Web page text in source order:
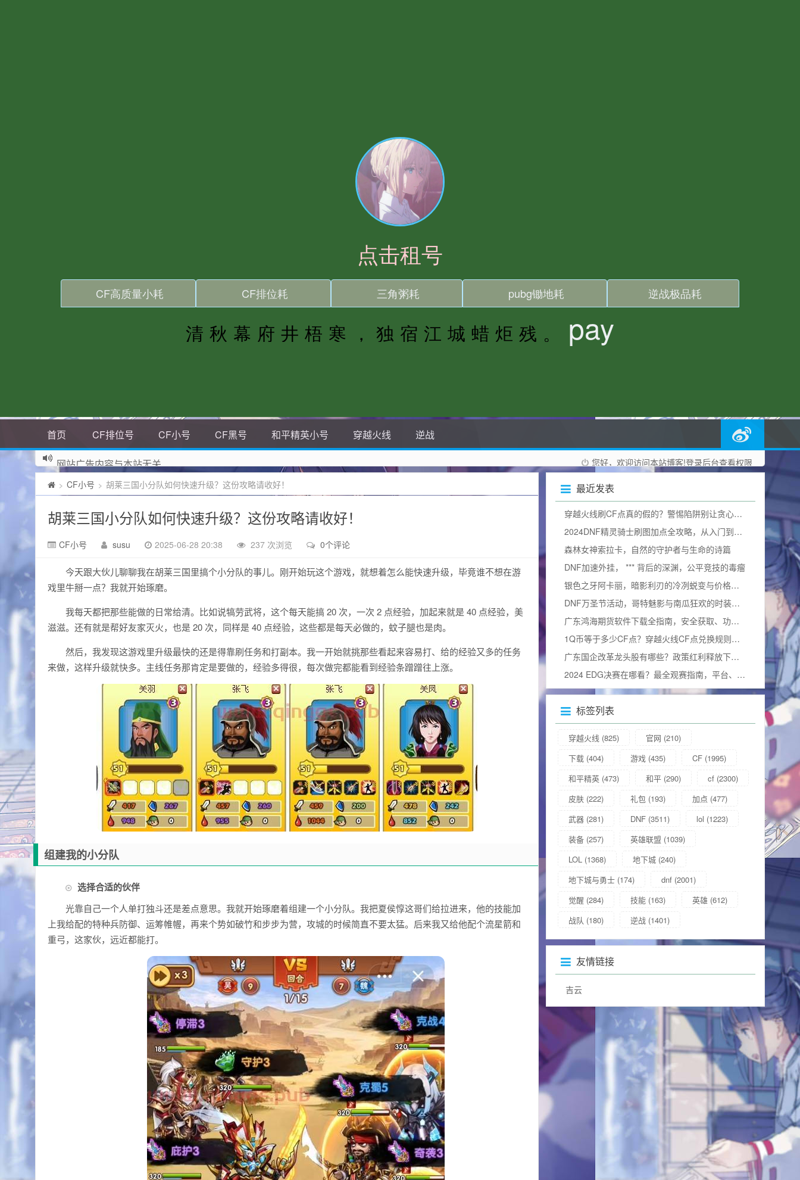
首页 CF排位号 CF小号 CF黑号 和平精英小号 穿越火线 逆战
您好，欢迎访问本站博客!登录后台查看权限
网站广告内容与本站无关
> CF小号 > 胡莱三国小分队如何快速升级？这份攻略请收好！
胡莱三国小分队如何快速升级？这份攻略请收好！
CF小号 susu 2025-06-28 20:38 237 次浏览 0个评论
今天跟大伙儿聊聊我在胡莱三国里搞个小分队的事儿。刚开始玩这个游戏，就想着怎么能快速升级，毕竟谁不想在游
戏里牛掰一点？我就开始琢磨。
我每天都把那些能做的日常给清。比如说犒劳武将，这个每天能搞 20 次，一次 2 点经验，加起来就是 40 点经验，美
滋滋。还有就是帮好友家灭火，也是 20 次，同样是 40 点经验，这些都是每天必做的，蚊子腿也是肉。
然后，我发现这游戏里升级最快的还是得靠刷任务和打副本。我一开始就挑那些看起来容易打、给的经验又多的任务
来做，这样升级就快多。主线任务那肯定是要做的，经验多得很，每次做完都能看到经验条蹭蹭往上涨。
组建我的小分队
选择合适的伙伴
光靠自己一个人单打独斗还是差点意思。我就开始琢磨着组建一个小分队。我把夏侯惇这哥们给拉进来，他的技能加
上我给配的特种兵防御、运筹帷幄，再来个势如破竹和步步为营，攻城的时候简直不要太猛。后来我又给他配个流星箭和
重弓，这家伙，远近都能打。
最近发表
穿越火线刷CF点真的假的？警惕陷阱别让贪心毁掉游戏体验
2024DNF精灵骑士刷图加点全攻略，从入门到精通，打造一线输出（附加点图）
森林女神索拉卡，自然的守护者与生命的诗篇
DNF加速外挂， *** 背后的深渊，公平竞技的毒瘤
银色之牙阿卡丽，暗影利刃的冷冽蜕变与价格询问
DNF万圣节活动，哥特魅影与南瓜狂欢的时装奇幻碰撞
广东鸿海期货软件下载全指南，安全获取、功能解析与使用技巧
1Q币等于多少CF点？穿越火线CF点兑换规则与实用攻略详解
广东国企改革龙头股有哪些？政策红利释放下的价值重估与布局窗口解析
2024 EDG决赛在哪看？最全观赛指南，平台、细节及视频观看方式汇总
标签列表
穿越火线 (825) 官网 (210)
下载 (404) 游戏 (435) CF (1995)
和平精英 (473) 和平 (290) cf (2300)
皮肤 (222) 礼包 (193) 加点 (477)
武器 (281) DNF (3511) lol (1223)
装备 (257) 英雄联盟 (1039)
LOL (1368) 地下城 (240)
地下城与勇士 (174) dnf (2001)
觉醒 (284) 技能 (163) 英雄 (612)
战队 (180) 逆战 (1401)
友情链接
吉云